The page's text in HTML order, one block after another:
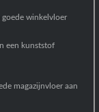
goede winkelvloer
een kunststof
magazijnvloer aan